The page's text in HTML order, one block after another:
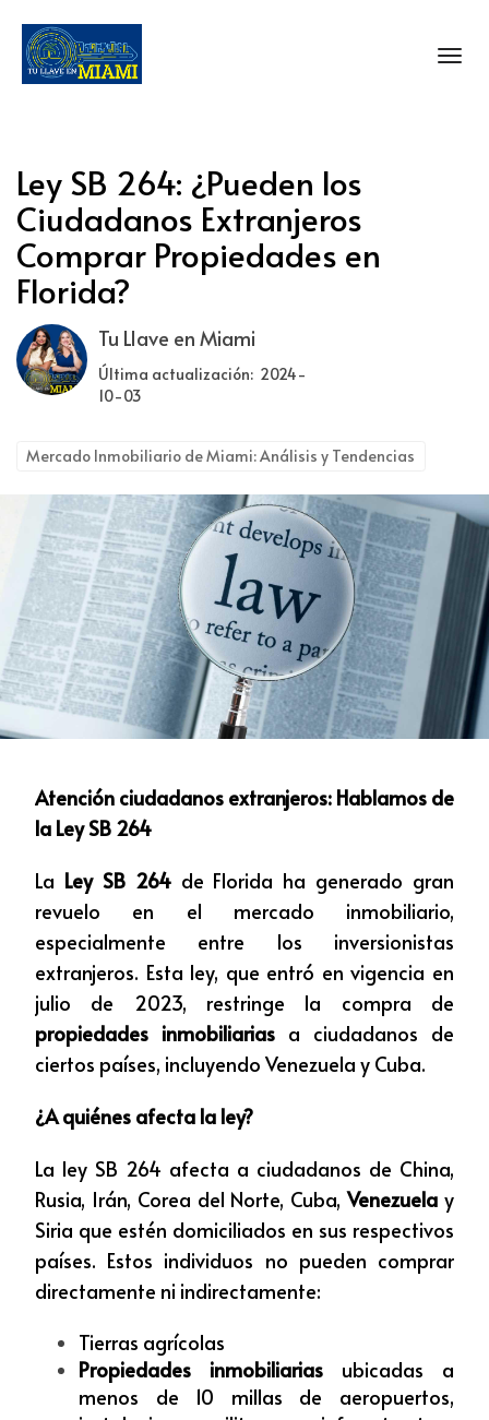
Ley SB 264: ¿Pueden los
Ciudadanos Extranjeros
Comprar Propiedades en
Florida?
Tu Llave en Miami
Última actualización: 2024-
10-03
Mercado Inmobiliario de Miami: Análisis y Tendencias
Atención ciudadanos extranjeros: Hablamos de
la Ley SB 264
La Ley SB 264de Florida ha generado gran
revuelo en el mercado inmobiliario,
especialmente entre los inversionistas
extranjeros. Esta ley, que entró en vigencia en
julio de 2023, restringe la compra de
propiedades inmobiliarias a ciudadanos de
ciertos países, incluyendo Venezuela y Cuba.
¿A quiénes afecta la ley?
La ley SB 264 afecta a ciudadanos de China,
Rusia, Irán, Corea del Norte, Cuba,Venezuela y
Siria que estén domiciliados en sus respectivos
países. Estos individuos no pueden comprar
directamente ni indirectamente:
Tierras agrícolas
Propiedades inmobiliarias ubicadas a
menos de 10 millas de aeropuertos,